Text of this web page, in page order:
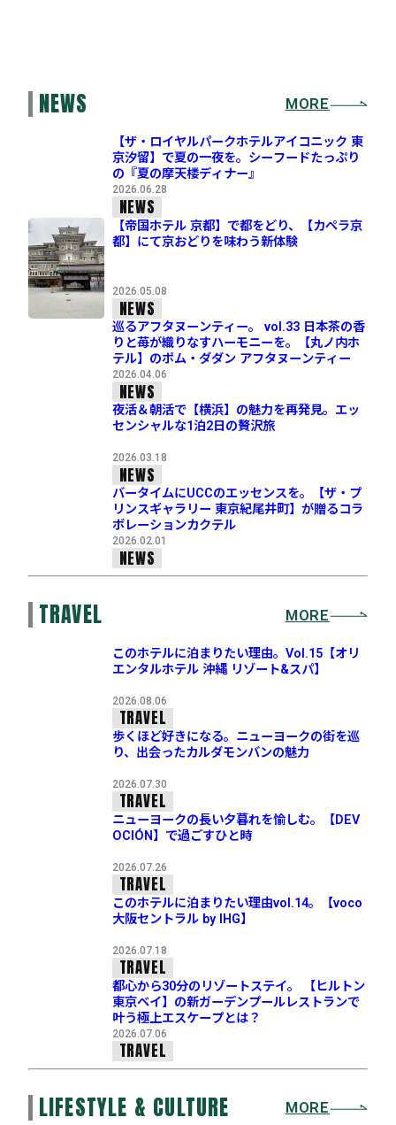
NEWS MORE
【ザ・ロイヤルパークホテルアイコニック 東
京汐留】で夏の一夜を。シーフードたっぷり
の『夏の摩天楼ディナー』
2026.06.28
NEWS
【帝国ホテル 京都】で都をどり、【カペラ京
都】にて京おどりを味わう新体験
2026.05.08
NEWS
巡るアフタヌーンティー。 vol.33 日本茶の香
りと苺が織りなすハーモニーを。【丸ノ内ホ
テル】のポム・ダダン アフタヌーンティー
2026.04.06
NEWS
夜活＆朝活で【横浜】の魅力を再発見。エッ
センシャルな1泊2日の贅沢旅
2026.03.18
NEWS
バータイムにUCCのエッセンスを。【ザ・プ
リンスギャラリー 東京紀尾井町】が贈るコラ
ボレーションカクテル
2026.02.01
NEWS
TRAVEL MORE
このホテルに泊まりたい理由。Vol.15【オリ
エンタルホテル 沖縄 リゾート&スパ】
2026.08.06
TRAVEL
歩くほど好きになる。ニューヨークの街を巡
り、出会ったカルダモンバンの魅力
2026.07.30
TRAVEL
ニューヨークの長い夕暮れを愉しむ。【DEV
OCIÓN】で過ごすひと時
2026.07.26
TRAVEL
このホテルに泊まりたい理由vol.14。【voco
大阪セントラル by IHG】
2026.07.18
TRAVEL
都心から30分のリゾートステイ。 【ヒルトン
東京ベイ】の新ガーデンプールレストランで
叶う極上エスケープとは？
2026.07.06
TRAVEL
LIFESTYLE & CULTURE MORE